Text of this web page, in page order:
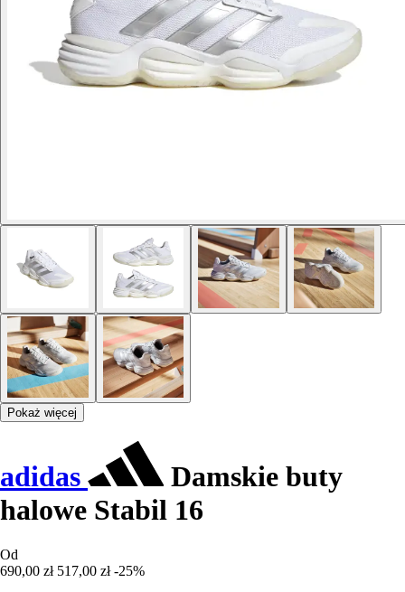
Pokaż więcej
adidas
Damskie buty
halowe Stabil 16
Od
690,00 zł 517,00 zł -25%